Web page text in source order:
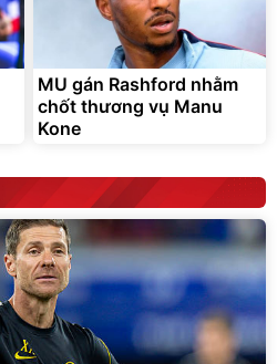
MU gán Rashford nhằm
chốt thương vụ Manu
Kone